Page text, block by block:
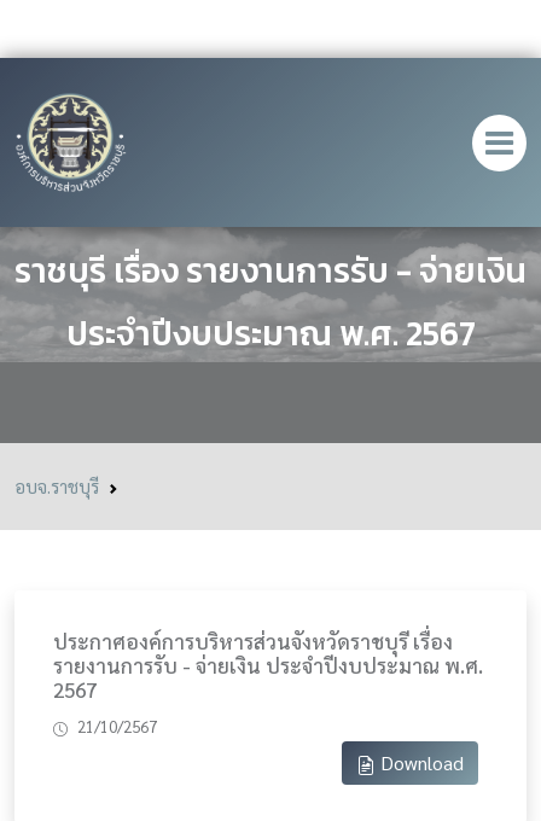
ประกาศองค์การบริหารส่วนจังหวัด
ราชบุรี เรื่อง รายงานการรับ - จ่ายเงิน
ประจำปีงบประมาณ พ.ศ. 2567
อบจ.ราชบุรี
ประกาศองค์การบริหารส่วนจังหวัดราชบุรี เรื่อง
รายงานการรับ - จ่ายเงิน ประจำปีงบประมาณ พ.ศ.
2567
21/10/2567
Download